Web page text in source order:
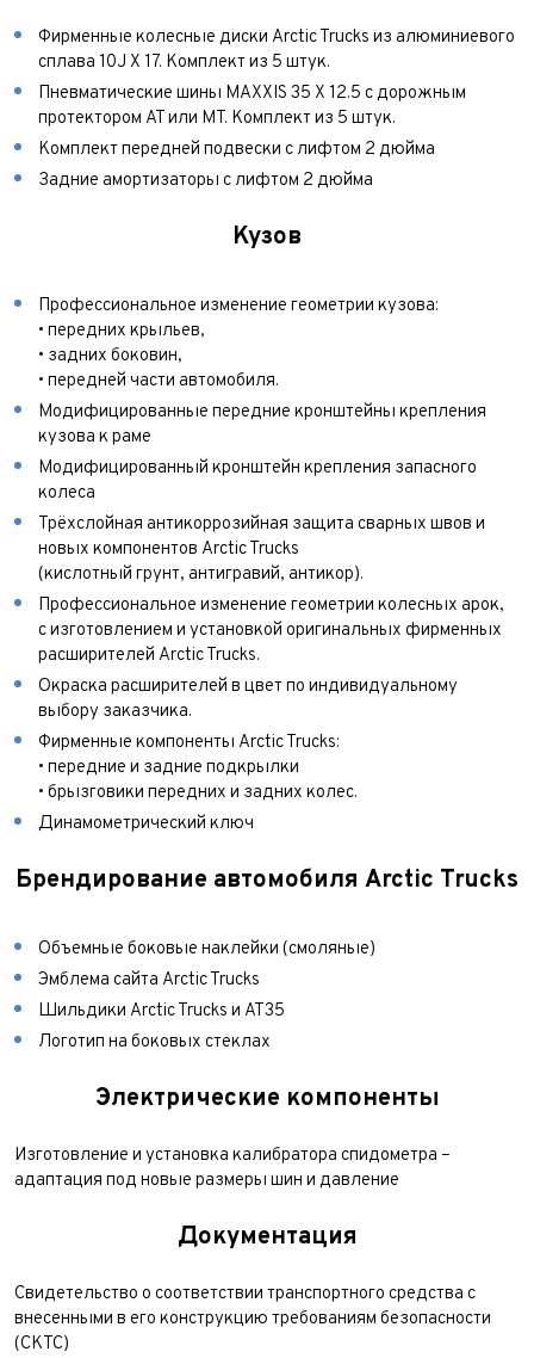
Фирменные колесные диски Arctic Trucks из алюминиевого
сплава 10J X 17. Комплект из 5 штук.
Пневматические шины MAXXIS 35 X 12.5 с дорожным
протектором AT или MT. Комплект из 5 штук.
Комплект передней подвески с лифтом 2 дюйма
Задние амортизаторы с лифтом 2 дюйма
Кузов
Профессиональное изменение геометрии кузова:
• передних крыльев,
• задних боковин,
• передней части автомобиля.
Модифицированные передние кронштейны крепления
кузова к раме
Модифицированный кронштейн крепления запасного
колеса
Трёхслойная антикоррозийная защита сварных швов и
новых компонентов Arctic Trucks
(кислотный грунт, антигравий, антикор).
Профессиональное изменение геометрии колесных арок,
с изготовлением и установкой оригинальных фирменных
расширителей Arctic Trucks.
Окраска расширителей в цвет по индивидуальному
выбору заказчика.
Фирменные компоненты Arctic Trucks:
• передние и задние подкрылки
• брызговики передних и задних колес.
Динамометрический ключ
Брендирование автомобиля Arctic Trucks
Объемные боковые наклейки (смоляные)
Эмблема сайта Arctic Trucks
Шильдики Arctic Trucks и АТ35
Логотип на боковых стеклах
Электрические компоненты
Изготовление и установка калибратора спидометра –
адаптация под новые размеры шин и давление
Документация
Свидетельство о соответствии транспортного средства с
внесенными в его конструкцию требованиям безопасности
(СКТС)
Ваш город
Для Вашего удобства мы перезвоним Вам в рабочее
время, если будем знать Ваш часовой пояс.
об обработке
персональных данных
Марка и Модель*
Год выпуска*
Принимаю условия
персональных данных
Отправить
Пробег
персональных данных
Ваше сообщение отправлено!